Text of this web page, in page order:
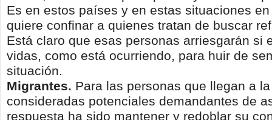
Es en estos países y en estas situaciones
quiere confinar a quienes tratan de buscar
Está claro que esas personas arriesgarán si
vidas, como está ocurriendo, para huir de
situación.
Migrantes. Para las personas que llegan a
consideradas potenciales demandantes de
respuesta ha sido mantener y redoblar su